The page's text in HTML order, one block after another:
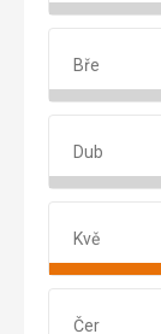
Březen
Bře
Duben
Dub
Květen
Kvě
Červen
Čer